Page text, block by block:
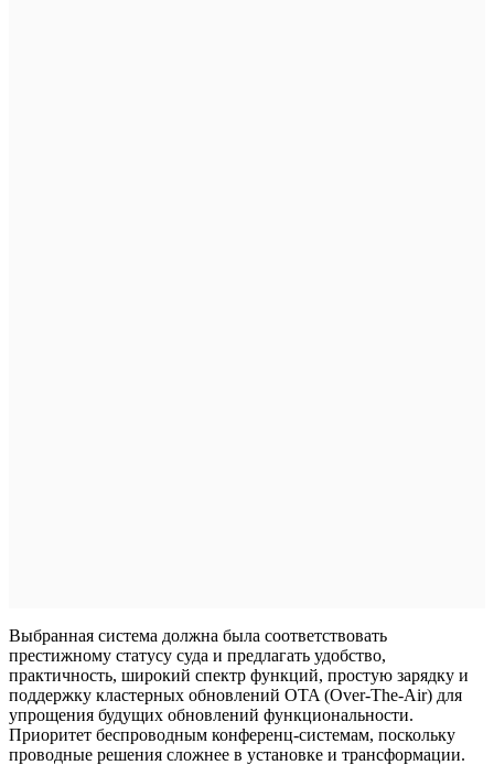
Выбранная система должна была соответствовать
престижному статусу суда и предлагать удобство,
практичность, широкий спектр функций, простую зарядку и
поддержку кластерных обновлений OTA (Over-The-Air) для
упрощения будущих обновлений функциональности.
Приоритет беспроводным конференц-системам, поскольку
проводные решения сложнее в установке и трансформации.